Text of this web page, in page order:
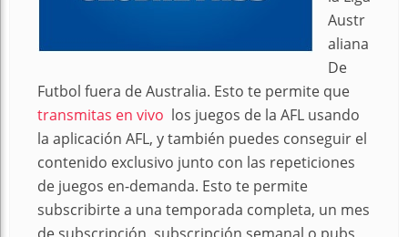
Austr
aliana
De
Futbol fuera de Australia. Esto te permite que
transmitas en vivo los juegos de la AFL usando
la aplicación AFL, y también puedes conseguir el
contenido exclusivo junto con las repeticiones
de juegos en-demanda. Esto te permite
subscribirte a una temporada completa, un mes